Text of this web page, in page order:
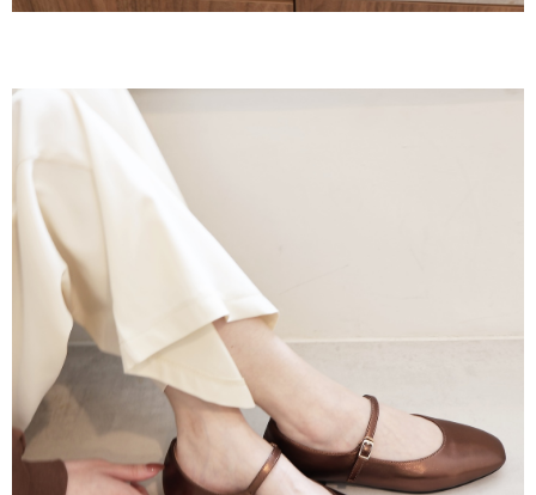
４．使用「AFTEE先享後付」時，將依據個別帳號之用戶狀況，依本公司即
恩沛科技股份有限公司將有權停止該用戶之使用額度並採取法律行動。